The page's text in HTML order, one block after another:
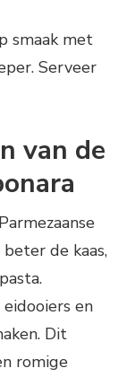
smaak met
Serveer
van de
de kaas,
en
Dit
romige